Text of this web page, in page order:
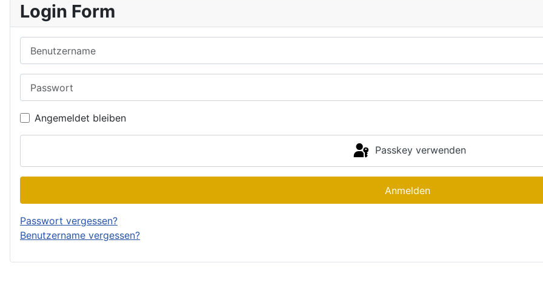
Login Form
Angemeldet bleiben
Passkey verwenden
Anmelden
Passwort vergessen?
Benutzername vergessen?